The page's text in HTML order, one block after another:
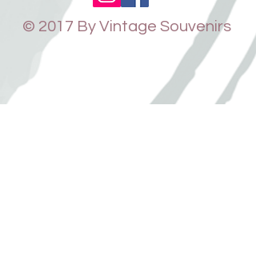
© 2017 By Vintage Souvenirs